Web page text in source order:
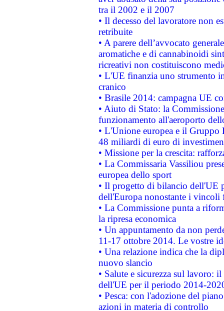
tra il 2002 e il 2007
• Il decesso del lavoratore non
retribuite
• A parere dell’avvocato
aromatiche e di cannabinoidi
ricreativi non costituiscono
• L'UE finanzia uno strumento
cranico
• Brasile 2014: campagna UE
• Aiuto di Stato: la
funzionamento all'aeroporto
• L'Unione europea e il
48 miliardi di euro di
• Missione per la crescita:
• La Commissaria Vassiliou
europea dello sport
• Il progetto di bilancio dell'UE
dell'Europa nonostante i vincoli
• La Commissione punta a
la ripresa economica
• Un appuntamento da non
11-17 ottobre 2014. Le vostre
• Una relazione indica che la
nuovo slancio
• Salute e sicurezza sul lavoro:
dell'UE per il periodo 2014-
• Pesca: con l'adozione del
azioni in materia di controllo